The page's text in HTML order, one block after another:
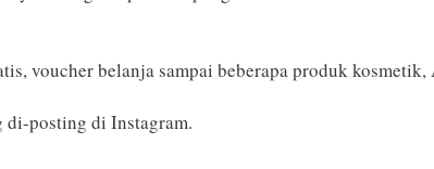
voucher belanja sampai beberapa produk
di-posting di Instagram.